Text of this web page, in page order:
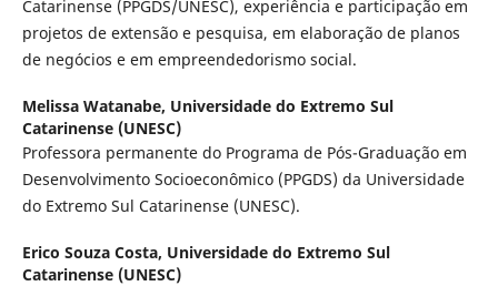
Catarinense (PPGDS/UNESC), experiência e participação em
projetos de extensão e pesquisa, em elaboração de planos
de negócios e em empreendedorismo social.
Melissa Watanabe, Universidade do Extremo Sul
Catarinense (UNESC)
Professora permanente do Programa de Pós-Graduação em
Desenvolvimento Socioeconômico (PPGDS) da Universidade
do Extremo Sul Catarinense (UNESC).
Erico Souza Costa, Universidade do Extremo Sul
Catarinense (UNESC)